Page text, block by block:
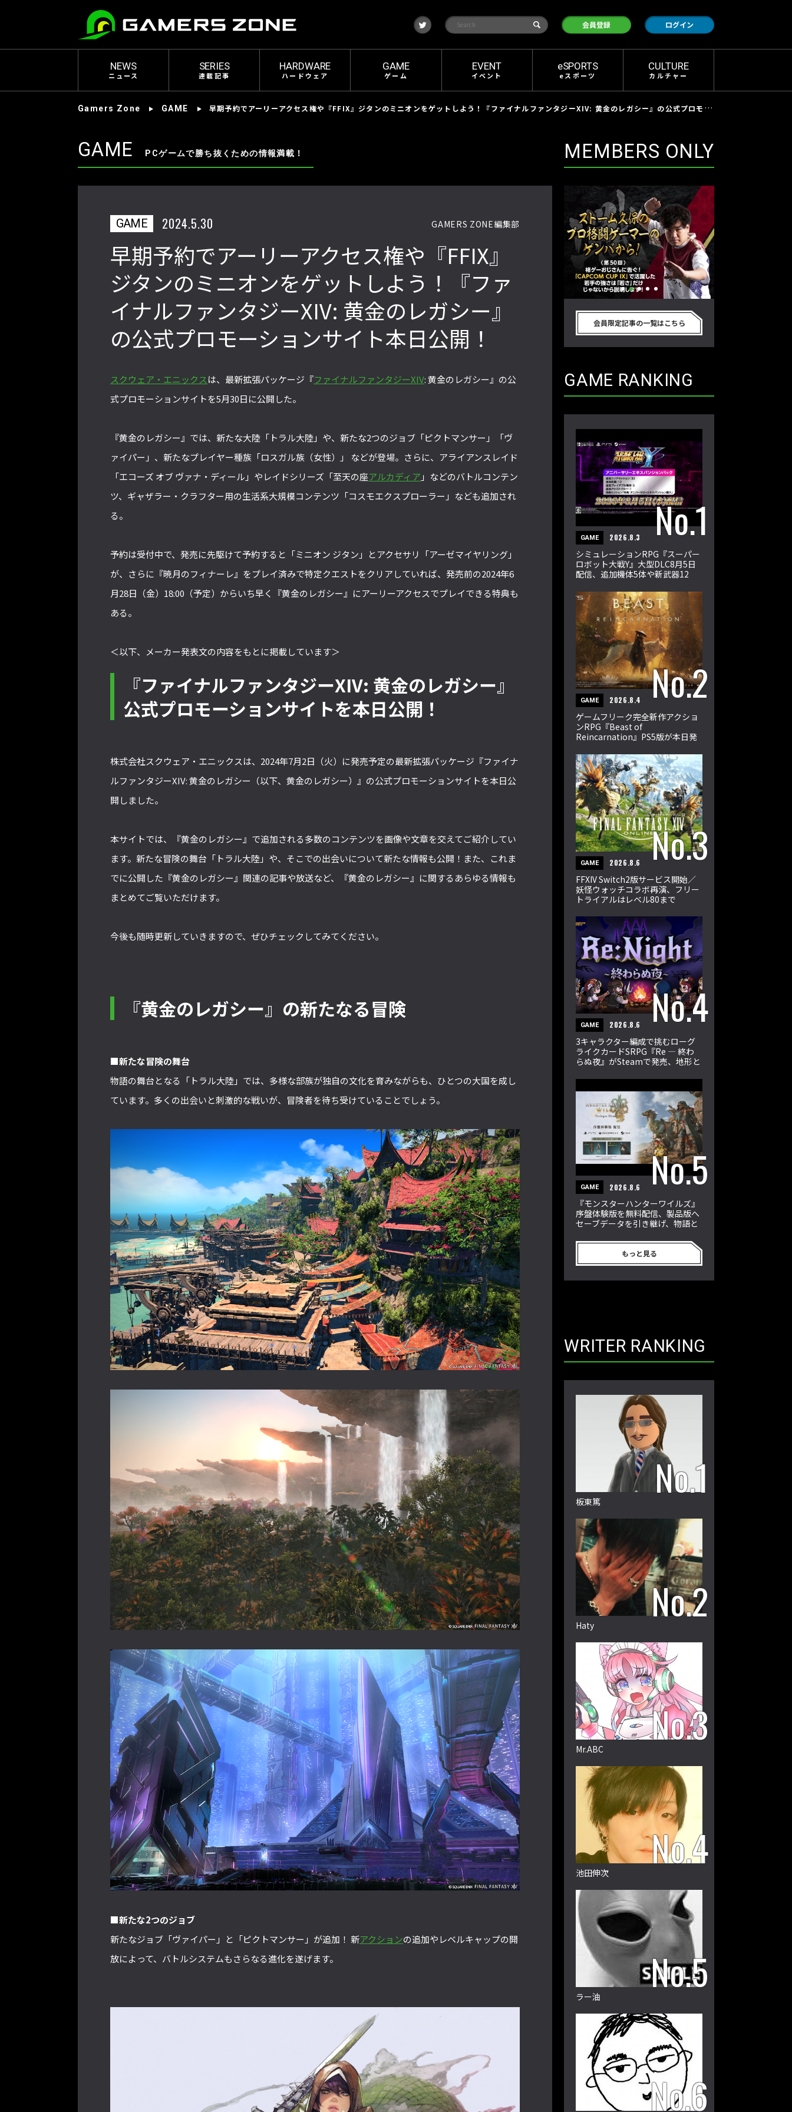
t
w
i
t
検
会員登録 ログイン
NEWS
ニュース
SERIES
連載記事
HARDWARE
ハードウェア
GAME
ゲーム
EVENT
イベント
eSPORTS
eスポーツ
CULTURE
カルチャー
Gamers Zone GAME 早期予約でアーリーアクセス権や『FFIX』ジタンのミニオンをゲットしよう！『ファイナルファンタジーXIV: 黄金のレガシー』の公式プロモーションサイト本日公開！
GAME PCゲームで勝ち抜くための情報満載！
GAME 2024.5.30 GAMERS ZONE編集部
早期予約でアーリーアクセス権や『FFIX』
ジタンのミニオンをゲットしよう！『ファ
イナルファンタジーXIV: 黄金のレガシー』
の公式プロモーションサイト本日公開！
スクウェア・エニックスは、最新拡張パッケージ『ファイナルファンタジーXIV: 黄金のレガシー』の公
式プロモーションサイトを5月30日に公開した。
『黄金のレガシー』では、新たな大陸「トラル大陸」や、新たな2つのジョブ「ピクトマンサー」「ヴ
ァイパー」、新たなプレイヤー種族「ロスガル族（女性）」 などが登場。さらに、アライアンスレイド
「エコーズ オブ ヴァナ・ディール」やレイドシリーズ「至天の座アルカディア 」などのバトルコンテン
ツ、ギャザラー・クラフター用の生活系大規模コンテンツ「コスモエクスプローラー」なども追加され
る。
予約は受付中で、発売に先駆けて予約すると「ミニオン ジタン」とアクセサリ「アーゼマイヤリング」
が、さらに『暁月のフィナーレ』をプレイ済みで特定クエストをクリアしていれば、発売前の2024年6
月28日（金）18:00（予定）からいち早く『黄金のレガシー』にアーリーアクセスでプレイできる特典も
ある。
＜以下、メーカー発表文の内容をもとに掲載しています＞
『ファイナルファンタジーXIV: 黄金のレガシー』
公式プロモーションサイトを本日公開！
株式会社スクウェア・エニックスは、2024年7月2日（火）に発売予定の最新拡張パッケージ『ファイナ
ルファンタジーXIV: 黄金のレガシー（以下、黄金のレガシー）』の公式プロモーションサイトを本日公
開しました。
本サイトでは、『黄金のレガシー』で追加される多数のコンテンツを画像や文章を交えてご紹介してい
ます。新たな冒険の舞台「トラル大陸」や、そこでの出会いについて新たな情報も公開！また、これま
でに公開した『黄金のレガシー』関連の記事や放送など、『黄金のレガシー』に関するあらゆる情報も
まとめてご覧いただけます。
今後も随時更新していきますので、ぜひチェックしてみてください。
『黄金のレガシー』の新たなる冒険
■新たな冒険の舞台
物語の舞台となる「トラル大陸」では、多様な部族が独自の文化を育みながらも、ひとつの大国を成し
ています。多くの出会いと刺激的な戦いが、冒険者を待ち受けていることでしょう。
■新たな2つのジョブ
新たなジョブ「ヴァイパー」と「ピクトマンサー」が追加！ 新アクションの追加やレベルキャップの開
放によって、バトルシステムもさらなる進化を遂げます。
MEMBERS ONLY
2022年最後の懺悔！ 「ストリートフ
ァイターリーグ 2022」最終節を終え
て吐露したいこと【ストーム久保のプ
ロ格闘ゲーマーのゲンバから！ 第48
「ストリートファイターリーグ
2022」前半戦の反省文を見てほし
い！ チームリーダー久保の失敗【ス
トーム久保のプロ格闘ゲーマーのゲン
『ストV』PS4版とPC版は別のゲーム
性！ 大会での向き合い方を真剣に考
えてみた【ストーム久保のプロ格闘ゲ
ーマーのゲンバから！ 第51回】
CUP IX」で活躍した若手の強さは
「若さ」だけじゃないから説明しま
CUP IX」で活躍した若手の強さは
す！【ストーム久保のプロ格闘ゲーマ
ーのゲンバから！ 第50回】
会員限定記事の一覧はこちら
GAME RANKING
GAME 2026.8.3
シミュレーションRPG『スーパー
ロボット大戦Y』大型DLC8月5日
配信、追加機体5体や新武器12
GAME 2026.8.4
ゲームフリーク完全新作アクショ
ンRPG『Beast of
Reincarnation』PS5版が本日発
GAME 2026.8.6
FFXIV Switch2版サービス開始／
妖怪ウォッチコラボ再演、フリー
トライアルはレベル80まで
GAME 2026.8.6
3キャラクター編成で挑むローグ
ライクカードSRPG『Re ― 終わ
らぬ夜』がSteamで発売、地形と
GAME 2026.8.6
『モンスターハンターワイルズ』
序盤体験版を無料配信、製品版へ
セーブデータを引き継げ、物語と
もっと見る
WRITER RANKING
板東篤
Haty
Mr.ABC
池田伸次
ラー油